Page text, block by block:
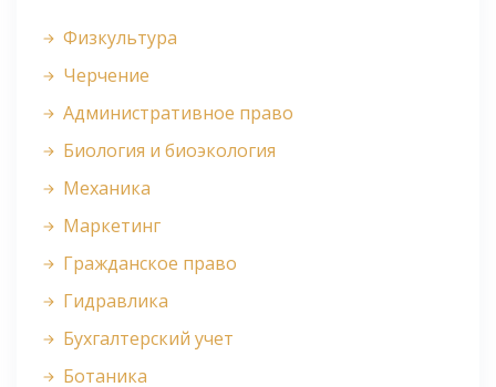
Физкультура
Черчение
Административное право
Биология и биоэкология
Механика
Маркетинг
Гражданское право
Гидравлика
Бухгалтерский учет
Ботаника